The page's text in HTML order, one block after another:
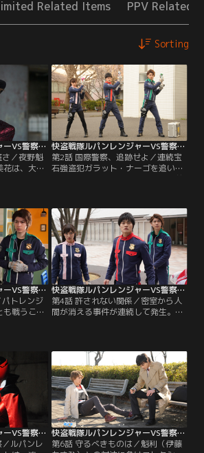
Related Items PPV Related
Sorting
快盗戦隊ルパンレンジャーVS警察戦隊パトレンジャー 第01話
／夜野魁
は、大快
パンレンジ
ットは、宝
焼き払う連
ナーゴが手
快盗戦隊ルパンレンジャーVS警察戦隊パトレンジャー 第02話
第2話 国際警察、追跡せよ／連続宝
石強盗犯ガラット・ナーゴを追いつ
めた快盗戦隊ルパンレンジャーの前
ーに変身。圭一郎がガラットを追い
つめるが、コレクション回収前に倒
されては困る魁利（伊藤あさひ）は
ガラットを逃してしまう。怒った圭
一郎は魁利を猛追跡するが…。
快盗戦隊ルパンレンジャーVS警察戦隊パトレンジャー 第03話
トレンジ
も戦うこと
もしやル
レた！？
ー怪人ナ
、高層ビ
造り替え
快盗戦隊ルパンレンジャーVS警察戦隊パトレンジャー 第04話
第4話 許されない関係／密室から人
間が消える事件が連続して発生。ギ
でなだめる。2人は訓練生時代から
の腐れ縁なのだ。パトレンジャーは
捜査のため被害者宅を訪れるが、手
掛かりはつかめない。そんな中、つ
かさは被害者宅にあったぬいぐるみ
と同じものを…。
快盗戦隊ルパンレンジャーVS警察戦隊パトレンジャー 第05話
ルパンレ
快盗戦隊ルパンレンジャーVS警察戦隊パトレンジャー 第06話
第6話 守るべきものは／魁利（伊藤